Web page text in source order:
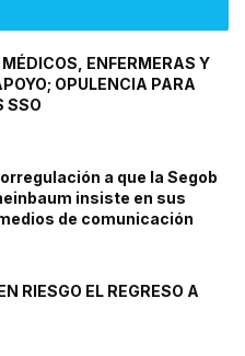
ENFERMERAS Y
OPULENCIA PARA
SSO
a que la Segob
insiste en sus
de comunicación
RIESGO EL REGRESO A